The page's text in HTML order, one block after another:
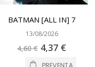
BATMAN [ALL IN] 7
13/08/2026
4,60 € Precio
especial
4,37 €